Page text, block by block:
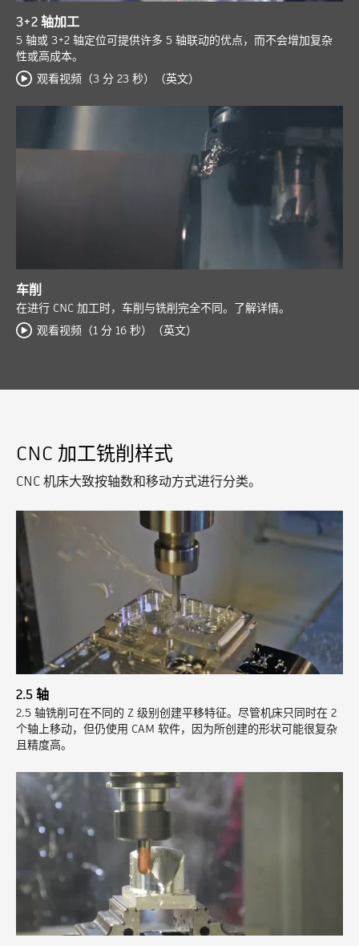
3+2 轴加工
5 轴或 3+2 轴定位可提供许多 5 轴联动的优点，而不会增加复杂
性或高成本。
观看视频（3 分 23 秒）（英文）
车削
在进行 CNC 加工时，车削与铣削完全不同。了解详情。
观看视频（1 分 16 秒）（英文）
CNC 加工铣削样式
CNC 机床大致按轴数和移动方式进行分类。
2.5 轴
2.5 轴铣削可在不同的 Z 级别创建平移特征。尽管机床只同时在 2
个轴上移动，但仍使用 CAM 软件，因为所创建的形状可能很复杂
且精度高。